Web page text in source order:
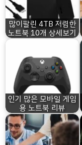
많이팔린 4TB 저렴한
노트북 10개 상세보기
인기 많은 모바일 게임
용 노트북 리뷰